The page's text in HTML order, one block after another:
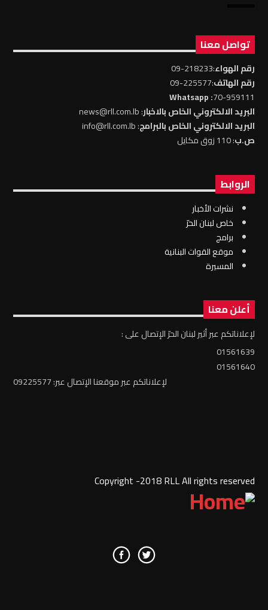
تواصل معنا
رقم الهواء:218233-09
رقم الهاتف:225577-09
70-959111
: Whatsapp
البريد الالكتروني الخاص بالاخبار: news@rll.com.lb
البريد الالكتروني الخاص بالبرامج: info@rll.com.lb
ص.ب: 110 زوق مكايل
الروابط
نشرات الأخبار
خاص لبنان الحرّ
برامج
موقع القوات البنانية
المسيرة
أعلن معنا
لإعلاناتكم عبر أثير لبنان الحرّ الإتصال على :
01561639
01561640
لإعلاناتكم عبر موقعنا الإتصال عبر: 09225577
Copyright -2018 RLL All rights reserved